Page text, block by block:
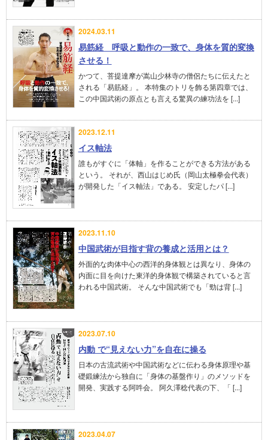
2024.03.11
易筋経 呼吸と動作の一致で、身体を質的変換
させる！
かつて、菩提達摩が嵩山少林寺の僧侶たちに伝えたと
される「易筋経」。 本特集のトリを飾る第四章では、
この中国武術の原点とも言える驚異の練功法を [...]
2023.12.11
イス軸法
誰もがすぐに「体軸」を作ることができる方法がある
という。 それが、西山はじめ氏（岡山太極拳会代表）
が開発した「イス軸法」である。 安定したパ [...]
2023.11.10
中国武術が目指す背の養成と活用とは？
外面的な肉体中心の西洋的身体観とは異なり、身体の
内面に目を向けた東洋的身体観で構築されていると言
われる中国武術。 そんな中国武術でも「勁は背 [...]
2023.07.10
内動 で“見えない力”を自在に操る
日本の古流武術や中国武術などに伝わる身体原理や基
礎鍛練法から独自に「身体の基盤作り」のメソッドを
開発、実践する阿吽会。 阿久澤稔代表の下、「 [...]
2023.04.07